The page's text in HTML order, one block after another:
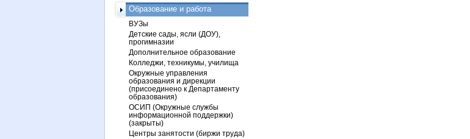
Образование и работа
ВУЗы
Детские сады, ясли (ДОУ),
прогимназии
Дополнительное образование
Колледжи, техникумы, училища
Окружные управления
образования и дирекции
(присоединено к Департаменту
образования)
ОСИП (Окружные службы
информационной поддержки)
(закрыты)
Центры занятости (биржи труда)